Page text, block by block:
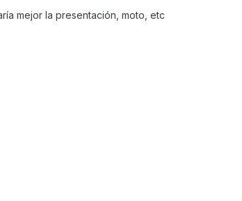
mejor la presentación, moto, etc